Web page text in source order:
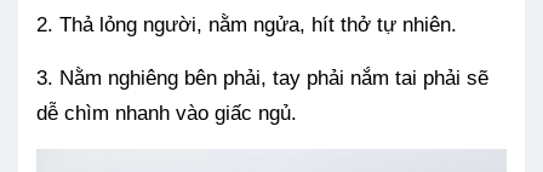
2. Thả lỏng người, nằm ngửa, hít thở tự nhiên.
3. Nằm nghiêng bên phải, tay phải nắm tai phải sẽ
dễ chìm nhanh vào giấc ngủ.